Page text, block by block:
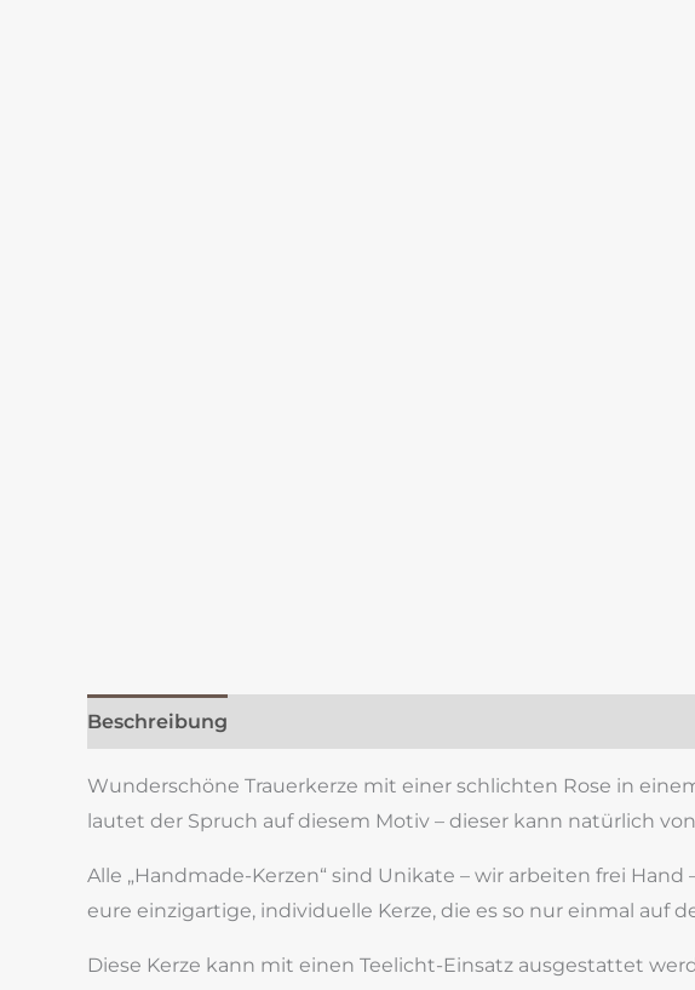
Beschreibung
Wunderschöne Trauerkerze mit einer schlichten Rose in
lautet der Spruch auf diesem Motiv – dieser kann natürlich
Alle „Handmade-Kerzen“ sind Unikate – wir arbeiten frei
eure einzigartige, individuelle Kerze, die es so nur einmal auf
Diese Kerze kann mit einen Teelicht-Einsatz ausgestattet